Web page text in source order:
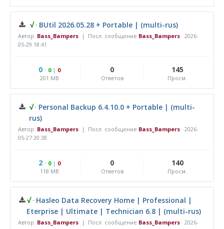
√ · BUtil 2026.05.28 + Portable | (multi-rus)
Автор: Bass_Bampers | Посл. сообщение Bass_Bampers · 2026-
05-29 18:41
0· 0| 0
201 MB
0
Ответов
145
Просм.
√· Personal Backup 6.4.10.0 + Portable | (multi-
rus)
Автор: Bass_Bampers | Посл. сообщение Bass_Bampers · 2026-
05-27 20:38
2· 0| 0
118 MB
0
Ответов
140
Просм.
√ · Hasleo Data Recovery Home | Professional |
Eterprise | Ultimate | Technician 6.8 | (multi-rus)
Автор: Bass_Bampers | Посл. сообщение Bass_Bampers · 2026-